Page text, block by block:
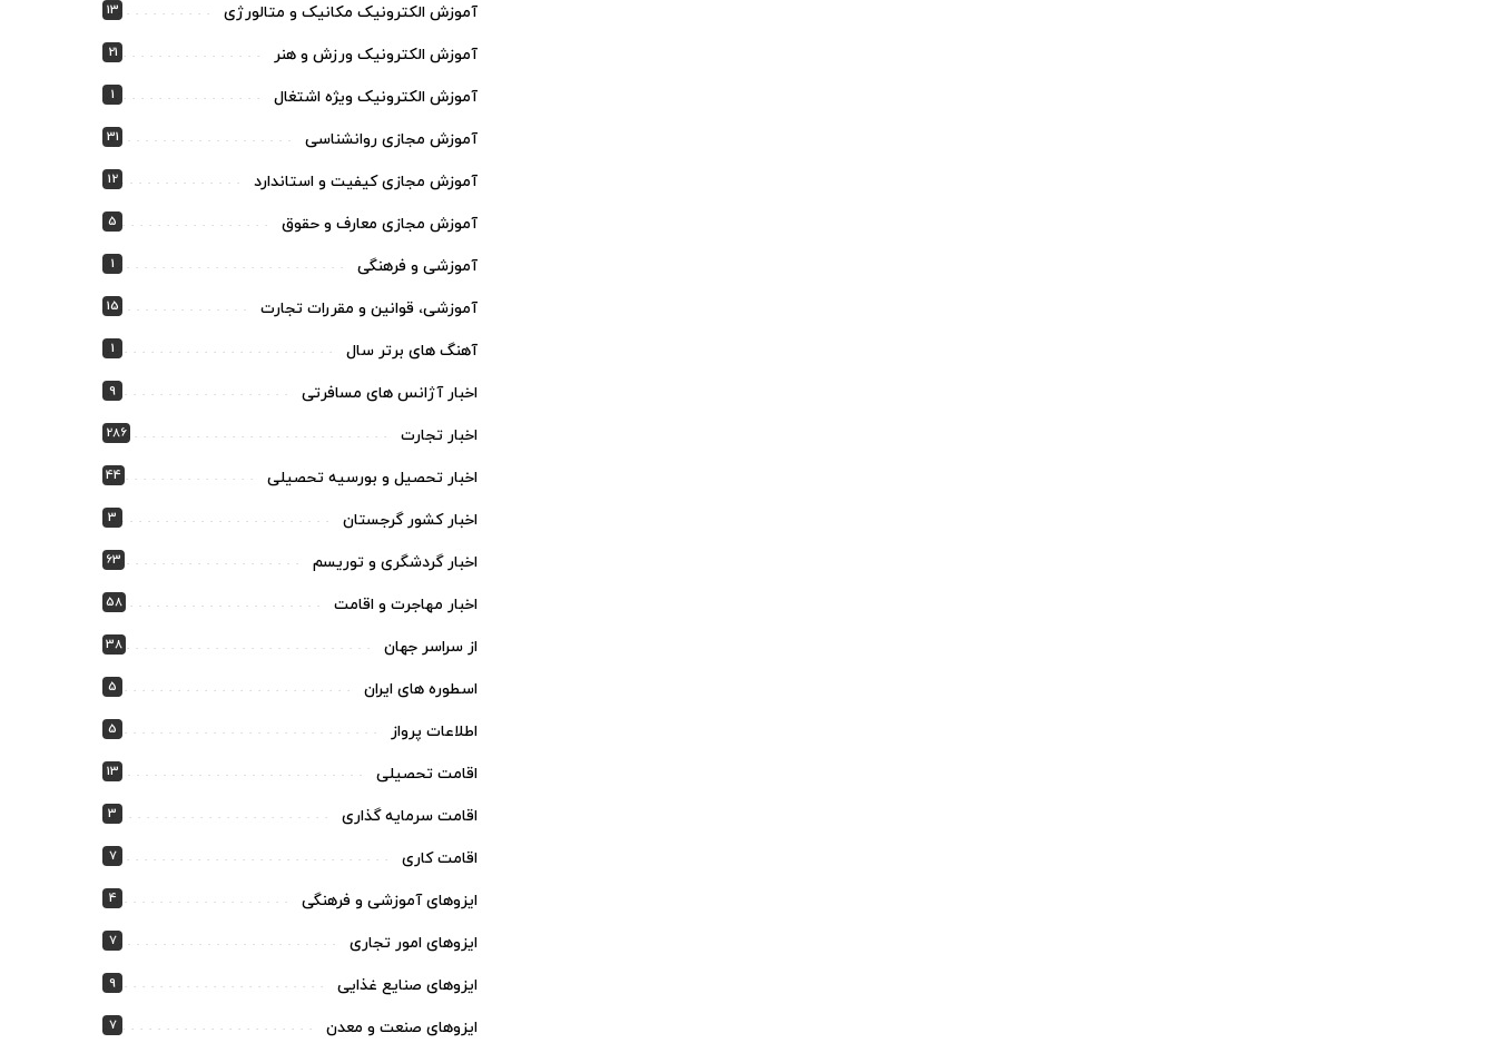
آموزش الکترونیک مکانیک و متالورژی 13
آموزش الکترونیک ورزش و هنر 21
آموزش الکترونیک ویژه اشتغال 1
آموزش مجازی روانشناسی 31
آموزش مجازی کیفیت و استاندارد 12
آموزش مجازی معارف و حقوق 5
آموزشی و فرهنگی 1
آموزشی، قوانین و مقررات تجارت 15
آهنگ های برتر سال 1
اخبار آژانس های مسافرتی 9
اخبار تجارت 286
اخبار تحصیل و بورسیه تحصیلی 44
اخبار کشور گرجستان 3
اخبار گردشگری و توریسم 63
اخبار مهاجرت و اقامت 58
از سراسر جهان 38
اسطوره های ایران 5
اطلاعات پرواز 5
اقامت تحصیلی 13
اقامت سرمایه گذاری 3
اقامت کاری 7
ایزوهای آموزشی و فرهنگی 4
ایزوهای امور تجاری 7
ایزوهای صنایع غذایی 9
ایزوهای صنعت و معدن 7